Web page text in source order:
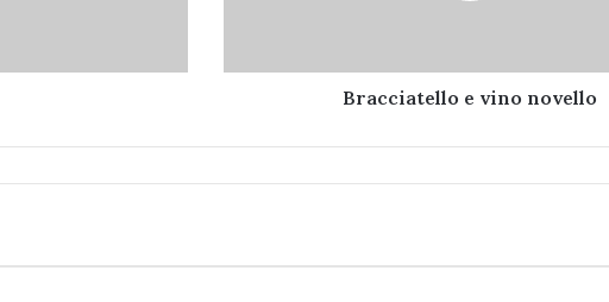
Bracciatello e vino novello